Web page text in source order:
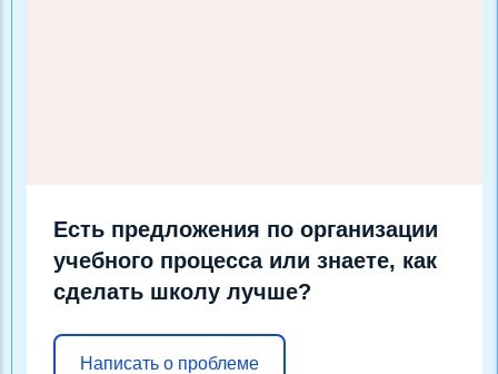
Есть предложения по организации
учебного процесса или знаете, как
сделать школу лучше?
Написать о проблеме